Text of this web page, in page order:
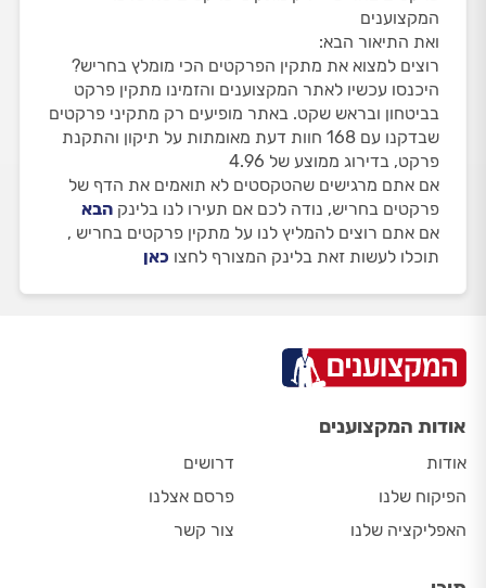
המקצוענים
ואת התיאור הבא:
רוצים למצוא את מתקין הפרקטים הכי מומלץ בחריש?
היכנסו עכשיו לאתר המקצוענים והזמינו מתקין פרקט
בביטחון ובראש שקט. באתר מופיעים רק מתקיני פרקטים
שבדקנו עם 168 חוות דעת מאומתות על תיקון והתקנת
פרקט, בדירוג ממוצע של 4.96
אם אתם מרגישים שהטקסטים לא תואמים את הדף של
פרקטים בחריש, נודה לכם אם תעירו לנו בלינק הבא
אם אתם רוצים להמליץ לנו על מתקין פרקטים בחריש ,
תוכלו לעשות זאת בלינק המצורף לחצו כאן
אודות המקצוענים
אודות
הפיקוח שלנו
האפליקציה שלנו
דרושים
פרסם אצלנו
צור קשר